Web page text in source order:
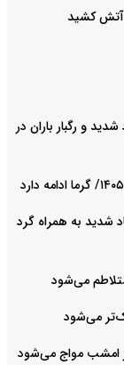
آتش کشید
۱۶ مرداد ۱۴۰۵/ وزش باد شدید و رگبار باران در
۱۶ مرداد ۱۴۰۵/ وزش باد شدید به همراه گرد